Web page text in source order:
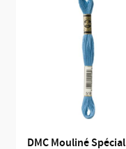
DMC Mouliné Spécial